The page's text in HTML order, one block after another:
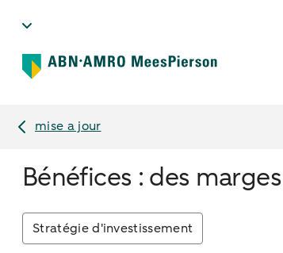
mise a jour
Bénéfices : des
Stratégie d'investissement